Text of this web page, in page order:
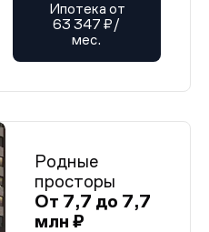
Ипотека от
63 347 ₽/
мес.
Родные
просторы
От 7,7 до 7,7
млн ₽